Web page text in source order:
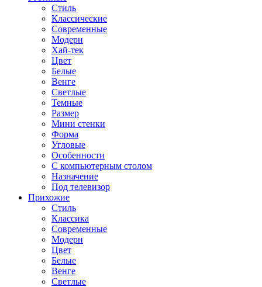
Стиль
Классические
Современные
Модерн
Хай-тек
Цвет
Белые
Венге
Светлые
Темные
Размер
Мини стенки
Форма
Угловые
Особенности
С компьютерным столом
Назначение
Под телевизор
Прихожие
Стиль
Классика
Современные
Модерн
Цвет
Белые
Венге
Светлые